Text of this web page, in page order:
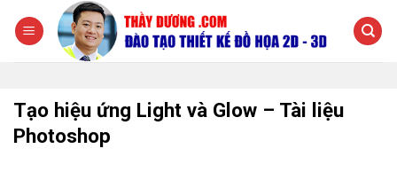
đến
Tạo hiệu ứng Light và Glow – Tài liệu
Photoshop